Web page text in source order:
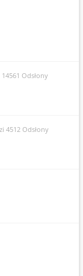
Odsłony
4512 Odsłony